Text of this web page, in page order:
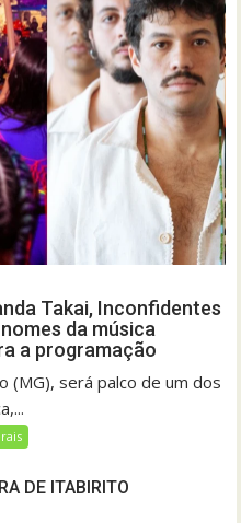
Takai, Inconfidentes
da música
a programação
(MG), será palco de um dos
DE ITABIRITO